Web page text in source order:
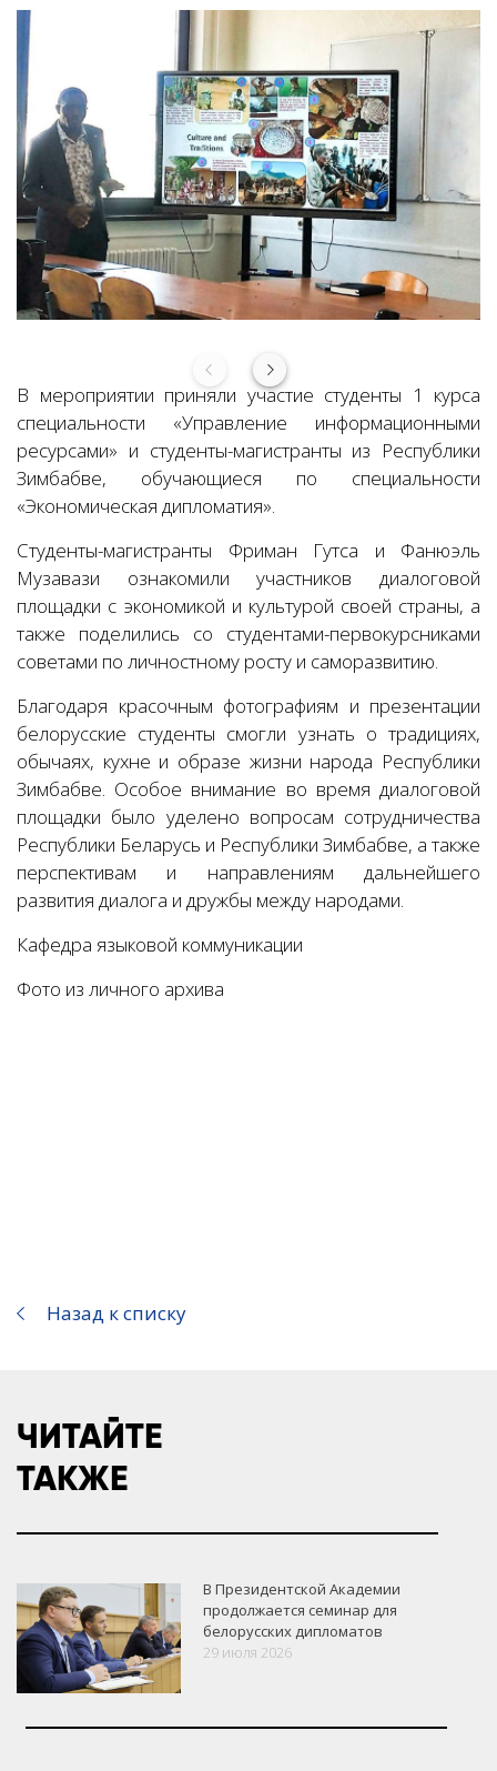
В мероприятии приняли участие студенты 1 курса
специальности «Управление информационными
ресурсами» и студенты-магистранты из Республики
Зимбабве, обучающиеся по специальности
«Экономическая дипломатия».
Студенты-магистранты Фриман Гутса и Фанюэль
Музавази ознакомили участников диалоговой
площадки с экономикой и культурой своей страны, а
также поделились со студентами-первокурсниками
советами по личностному росту и саморазвитию.
Благодаря красочным фотографиям и презентации
белорусские студенты смогли узнать о традициях,
обычаях, кухне и образе жизни народа Республики
Зимбабве. Особое внимание во время диалоговой
площадки было уделено вопросам сотрудничества
Республики Беларусь и Республики Зимбабве, а также
перспективам и направлениям дальнейшего
развития диалога и дружбы между народами.
Кафедра языковой коммуникации
Фото из личного архива
Назад к списку
ЧИТАЙТЕ
ТАКЖЕ
В Президентской Академии
продолжается семинар для
белорусских дипломатов
29 июля 2026